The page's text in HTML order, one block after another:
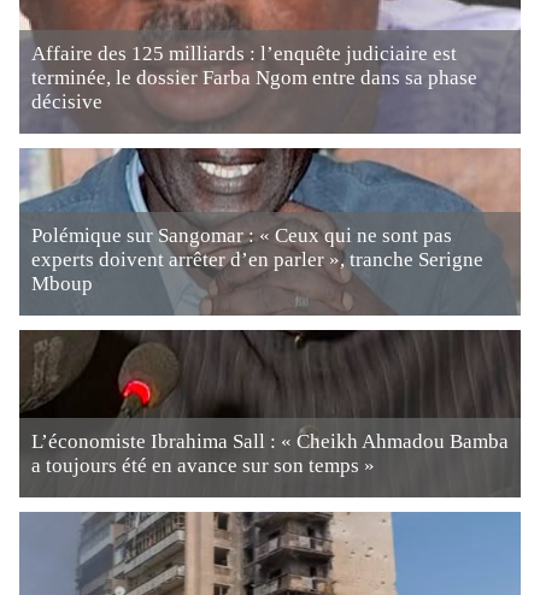
Affaire des 125 milliards : l’enquête judiciaire est
terminée, le dossier Farba Ngom entre dans sa phase
décisive
Polémique sur Sangomar : « Ceux qui ne sont pas
experts doivent arrêter d’en parler », tranche Serigne
Mboup
L’économiste Ibrahima Sall : « Cheikh Ahmadou Bamba
a toujours été en avance sur son temps »